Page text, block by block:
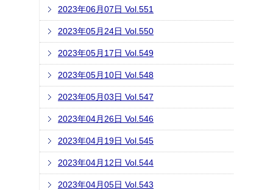
2023年06月07日 Vol.551
2023年05月24日 Vol.550
2023年05月17日 Vol.549
2023年05月10日 Vol.548
2023年05月03日 Vol.547
2023年04月26日 Vol.546
2023年04月19日 Vol.545
2023年04月12日 Vol.544
2023年04月05日 Vol.543